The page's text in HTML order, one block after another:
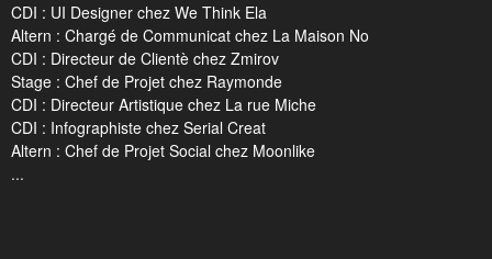
CDI : UI Designer chez We Think Ela
Altern : Chargé de Communicat chez La Maison No
CDI : Directeur de Clientè chez Zmirov
Stage : Chef de Projet chez Raymonde
CDI : Directeur Artistique chez La rue Miche
CDI : Infographiste chez Serial Creat
Altern : Chef de Projet Social chez Moonlike
...